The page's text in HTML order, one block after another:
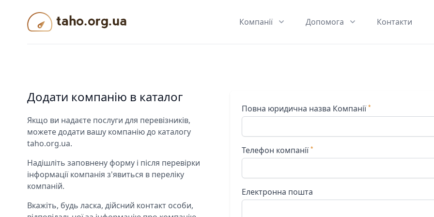
Taho.org.ua Компанії Допомога Контакти
Додати компанію в каталог
Якщо ви надаєте послуги для перевізників,
можете додати вашу компанію до каталогу
taho.org.ua.
Надішліть заповнену форму і після перевірки
інформації компанія з'явиться в переліку
компаній.
Вкажіть, будь ласка, дійсний контакт особи,
Повна юридична назва Компанії
Телефон компанії
Електронна пошта